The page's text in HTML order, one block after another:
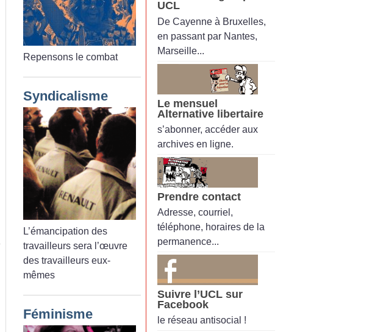
Repensons le combat
Syndicalisme
L’émancipation des
travailleurs sera l’œuvre
des travailleurs eux-
mêmes
Féminisme
UCL
De Cayenne à Bruxelles,
en passant par Nantes,
Marseille...
Le mensuel
Alternative libertaire
s’abonner, accéder aux
archives en ligne.
Prendre contact
Adresse, courriel,
téléphone, horaires de la
permanence...
Suivre l’UCL sur
Facebook
le réseau antisocial !